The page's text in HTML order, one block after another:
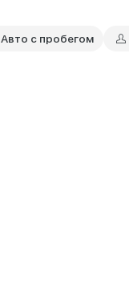
Авто с пробегом